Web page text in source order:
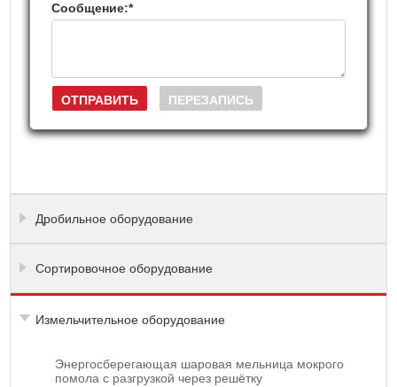
Сообщение:*
Дробильное оборудование
Сортировочное оборудование
Измельчительное оборудование
Энергосберегающая шаровая мельница мокрого
помола с разгрузкой через решётку